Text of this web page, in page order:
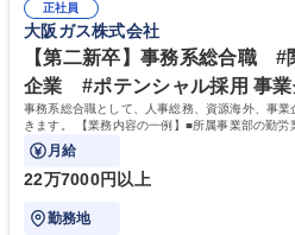
でも質問・相談できる環境が整っているた
集職種 【森ビルG】人事・総務◆賞与5
リモート可
務に挑戦できるため、自身の成長と組織
きます。 残業少なめ、週1日リモート可
ち長期活躍できる環境です。 「これま
キャリアを築きたい」という前向きな意
歴・資格 学歴：大学院 大学 高専 短大 専
簿記検定1級 日商簿記検定2級 日商簿記
正社員
大阪ガス株式会社
【第二新卒】事務系総合職 #
企業 #ポテンシャル採用 事業
事務系総合職として、人事総務、資源海外、事
きます。 【業務内容の一例】■所属事業部の勤労
門の企画スタッフ、ルート営業
月給
22万7000円以上
勤務地